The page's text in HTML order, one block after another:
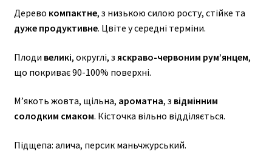
Дерево компактне, з низькою силою росту, стійке та
дуже продуктивне. Цвіте у середні терміни.
Плоди великі, округлі, з яскраво-червоним румʼянцем,
що покриває 90-100% поверхні.
М’якоть жовта, щільна, ароматна, з відмінним
солодким смаком. Кісточка вільно відділяється.
Підщепа: алича, персик маньчжурський.